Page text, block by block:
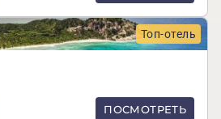
Топ-отель
ПОСМОТРЕТЬ